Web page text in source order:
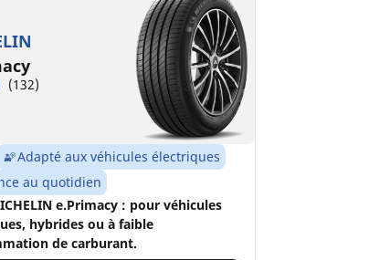
(132)
Adapté aux véhicules électriques
au quotidien
e.Primacy : pour véhicules
hybrides ou à faible
de carburant.